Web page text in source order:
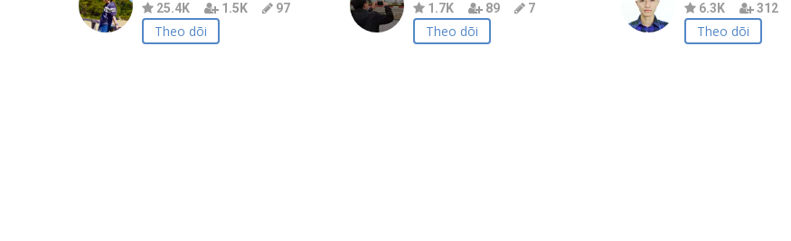
25.4K
1.5K 97
Theo dõi
1.7K
89 7
Theo dõi
6.3K
312
Theo dõi